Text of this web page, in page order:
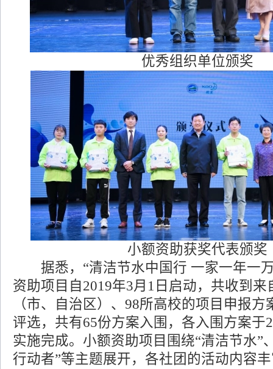
优秀组织单位颁奖
小额资助获奖代表颁奖
据悉，“清洁节水中国行 一家一年一
资助项目自2019年3月1日启动，共收到来
（市、自治区）、98所高校的项目申报方
评选，共有65份方案入围，各入围方案
实施完成。小额资助项目围绕“清洁节水”
行动者”等主题展开，各社团的活动内容